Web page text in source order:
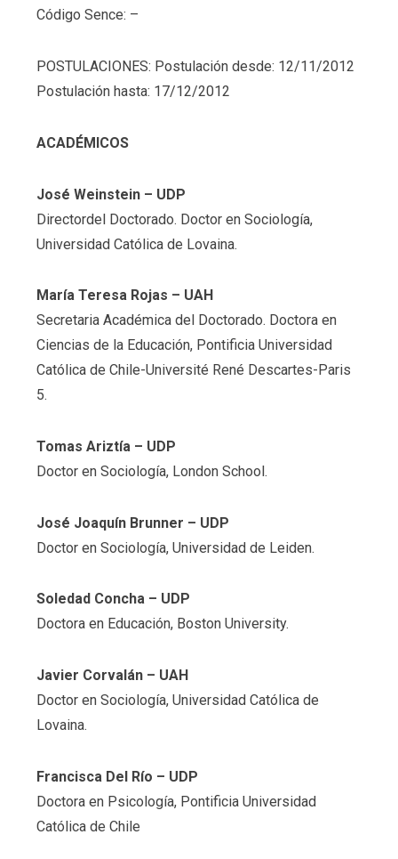
Código Sence: –
POSTULACIONES: Postulación desde: 12/11/2012
Postulación hasta: 17/12/2012
ACADÉMICOS
José Weinstein – UDP
Directordel Doctorado. Doctor en Sociología,
Universidad Católica de Lovaina.
María Teresa Rojas – UAH
Secretaria Académica del Doctorado. Doctora en
Ciencias de la Educación, Pontificia Universidad
Católica de Chile-Université René Descartes-Paris
5.
Tomas Ariztía – UDP
Doctor en Sociología, London School.
José Joaquín Brunner – UDP
Doctor en Sociología, Universidad de Leiden.
Soledad Concha – UDP
Doctora en Educación, Boston University.
Javier Corvalán – UAH
Doctor en Sociología, Universidad Católica de
Lovaina.
Francisca Del Río – UDP
Doctora en Psicología, Pontificia Universidad
Católica de Chile